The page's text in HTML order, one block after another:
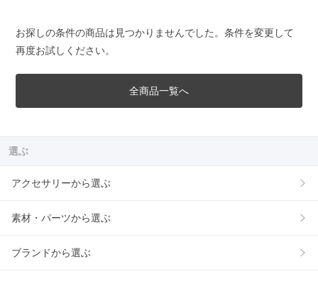
お探しの条件の商品は見つかりませんでした。条件を変更して
再度お試しください。
全商品一覧へ
選ぶ
アクセサリーから選ぶ
素材・パーツから選ぶ
ブランドから選ぶ